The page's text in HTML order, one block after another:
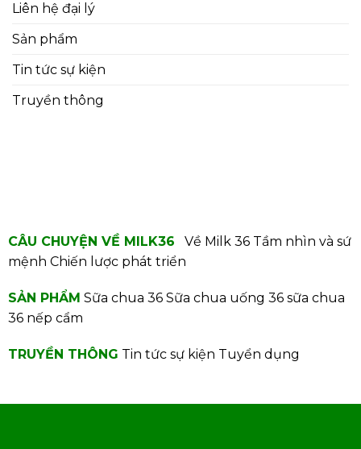
Liên hệ đại lý
Sản phẩm
Tin tức sự kiện
Truyền thông
CÂU CHUYỆN VỀ MILK36 Về Milk 36 Tầm nhìn và sứ
mệnh Chiến lược phát triển
SẢN PHẨM Sữa chua 36 Sữa chua uống 36 sữa chua
36 nếp cẩm
TRUYỀN THÔNG Tin tức sự kiện Tuyển dụng